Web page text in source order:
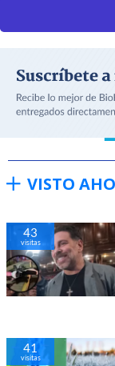
VISTO
43
visitas
41
visitas